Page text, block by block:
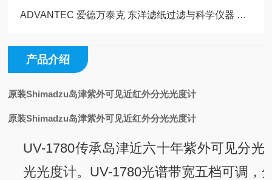
ADVANTEC 爱德万泰克 东洋滤纸过滤与科学仪器 CCP 过滤器系列型号编码规则
产品介绍
原装Shimadzu岛津紫外可见近红外分光光度计
原装Shimadzu岛津紫外可见近红外分光光度计
UV-1780传承岛津近六十年紫外可见分
光光度计。UV-1780光谱带宽五档可调，